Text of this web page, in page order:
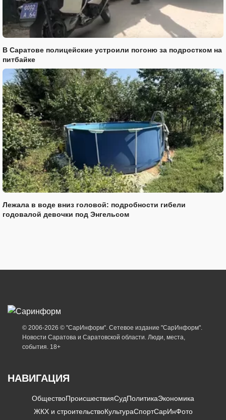
В Саратове полицейские устроили погоню за подростком на
питбайке
Лежала в воде вниз головой: подробности гибели
годовалой девочки под Энгельсом
© 2006-2026 © "СарИнформ". Сетевое издание "СарИнформ".
Новости Саратова и Саратовской области. Люди, места,
события. 18+
НАВИГАЦИЯ
ОбществоПроисшествияСудПолитикаЭкономика
ЖКХ и строительствоКультураСпортСарИнФото